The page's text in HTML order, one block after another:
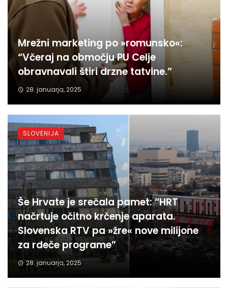
Mrežni marketing po »romunsko«:
“Včeraj na območju PU Celje
obravnavali štiri drzne tatvine.”
28. januarja, 2025
Še Hrvate je srečala pamet: “HRT
načrtuje očitno krčenje aparata.
Slovenska RTV pa »žre« nove milijone
za rdeče programe”
28. januarja, 2025
SLOVENIJA